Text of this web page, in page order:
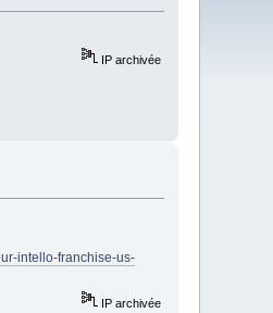
IP archivée
intello-franchise-us-
IP archivée